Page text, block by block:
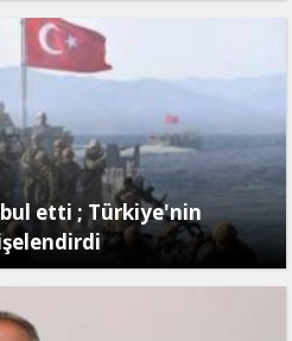
etti ; Türkiye'nin